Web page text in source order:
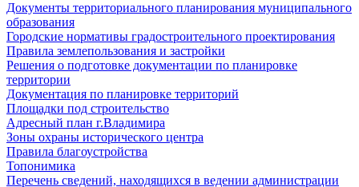
Документы территориального планирования муниципального
образования
Городские нормативы градостроительного проектирования
Правила землепользования и застройки
Решения о подготовке документации по планировке
территории
Документация по планировке территорий
Площадки под строительство
Адресный план г.Владимира
Зоны охраны исторического центра
Правила благоустройства
Топонимика
Перечень сведений, находящихся в ведении администрации